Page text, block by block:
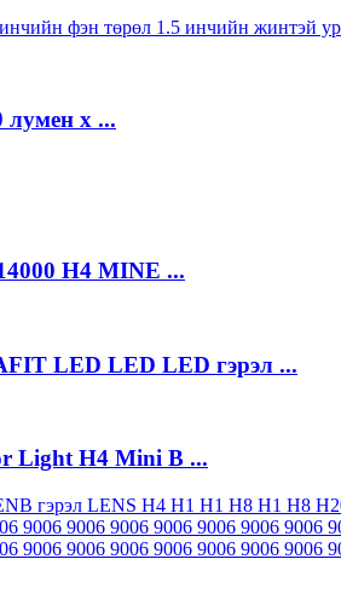
лумен х ...
H4 MINE ...
LED LED LED гэрэл ...
Light H4 Mini B ...